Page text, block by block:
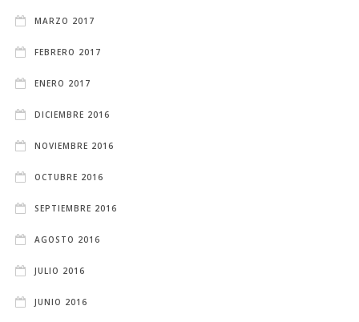
MARZO 2017
FEBRERO 2017
ENERO 2017
DICIEMBRE 2016
NOVIEMBRE 2016
OCTUBRE 2016
SEPTIEMBRE 2016
AGOSTO 2016
JULIO 2016
JUNIO 2016